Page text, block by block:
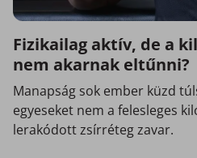
Fizikailag aktív, de a
nem akarnak eltűnni?
Manapság sok ember küzd
egyeseket nem a felesleges
lerakódott zsírréteg zavar.